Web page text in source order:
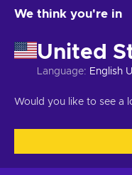
Możesz anulować
Prywatności
, aby zyskać
Polski USD
do personalizacji reklam.
korzystanie z tych
partnerów. Zgodę
"Dostosuj".
danych przez Google
We think you're in
United
Language: English
Would you like to see a